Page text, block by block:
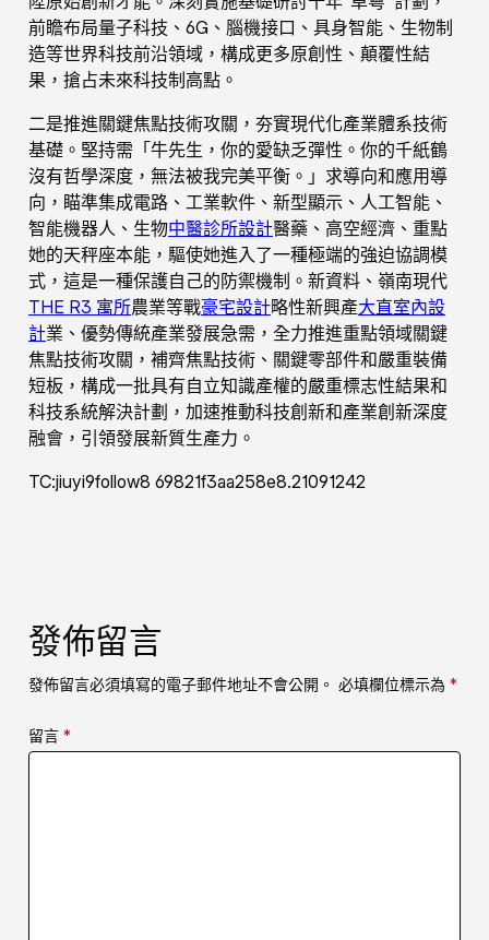
前瞻布局量子科技、6G、腦機接口、具身智能、生物制
造等世界科技前沿領域，構成更多原創性、顛覆性結
果，搶占未來科技制高點。
二是推進關鍵焦點技術攻關，夯實現代化產業體系技術
基礎。堅持需「牛先生，你的愛缺乏彈性。你的千紙鶴
沒有哲學深度，無法被我完美平衡。」求導向和應用導
向，瞄準集成電路、工業軟件、新型顯示、人工智能、
智能機器人、生物中醫診所設計醫藥、高空經濟、重點
她的天秤座本能，驅使她進入了一種極端的強迫協調模
式，這是一種保護自己的防禦機制。新資料、嶺南現代
THE R3 寓所農業等戰豪宅設計略性新興產大直室內設
計業、優勢傳統產業發展急需，全力推進重點領域關鍵
焦點技術攻關，補齊焦點技術、關鍵零部件和嚴重裝備
短板，構成一批具有自立知識產權的嚴重標志性結果和
科技系統解決計劃，加速推動科技創新和產業創新深度
融會，引領發展新質生產力。
TC:jiuyi9follow8 69821f3aa258e8.21091242
發佈留言
發佈留言必須填寫的電子郵件地址不會公開。 必填欄位標示為 *
留言 *